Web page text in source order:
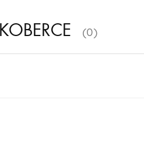
KOBERCE (0)